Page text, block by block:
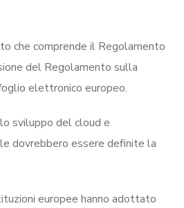
che comprende il Regolamento
del Regolamento sulla
elettronico europeo.
sviluppo del cloud e
dovrebbero essere definite la
europee hanno adottato